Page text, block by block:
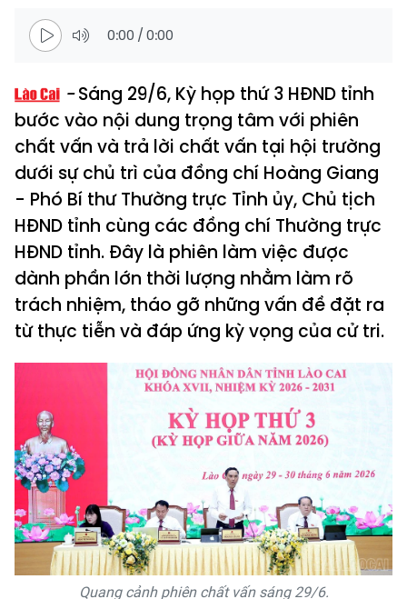
0:00 /0:00
Sáng 29/6, Kỳ họp thứ 3 HĐND tỉnh
bước vào nội dung trọng tâm với phiên
chất vấn và trả lời chất vấn tại hội trường
dưới sự chủ trì của đồng chí Hoàng Giang
- Phó Bí thư Thường trực Tỉnh ủy, Chủ tịch
HĐND tỉnh cùng các đồng chí Thường trực
HĐND tỉnh. Đây là phiên làm việc được
dành phần lớn thời lượng nhằm làm rõ
trách nhiệm, tháo gỡ những vấn đề đặt ra
từ thực tiễn và đáp ứng kỳ vọng của cử tri.
Quang cảnh phiên chất vấn sáng 29/6.